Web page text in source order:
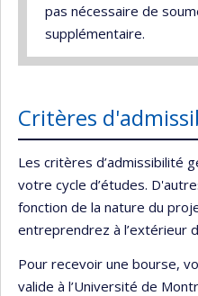
pas nécessaire de
supplémentaire.
Critères
Les critères d’admissibilité
votre cycle d’études.
fonction de la nature du
entreprendrez à l’extérieur
Pour recevoir une bourse,
valide à l’Université de